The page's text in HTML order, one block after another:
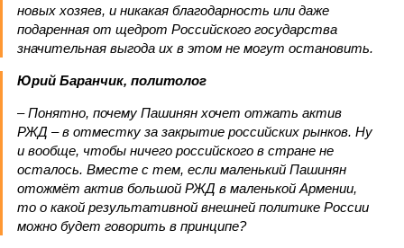
новых хозяев, и никакая благодарность или даже
подаренная от щедрот Российского государства
значительная выгода их в этом не могут остановить.
Юрий Баранчик, политолог
– Понятно, почему Пашинян хочет отжать актив
РЖД – в отместку за закрытие российских рынков. Ну
и вообще, чтобы ничего российского в стране не
осталось. Вместе с тем, если маленький Пашинян
отожмёт актив большой РЖД в маленькой Армении,
то о какой результативной внешней политике России
можно будет говорить в принципе?